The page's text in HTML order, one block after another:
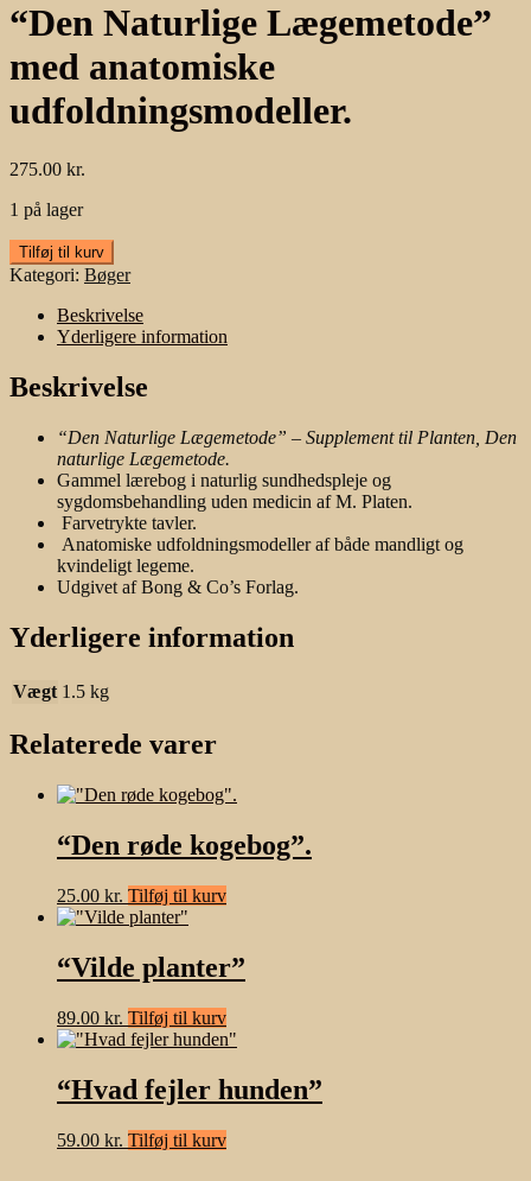
“Den Naturlige Lægemetode”
med anatomiske
udfoldningsmodeller.
275.00 kr.
1 på lager
“Den
Naturlige
Lægemetode”
med
anatomiske
antal
Tilføj til kurv
Kategori: Bøger
Beskrivelse
Yderligere information
Beskrivelse
“Den Naturlige Lægemetode” – Supplement til Planten, Den
naturlige Lægemetode.
Gammel lærebog i naturlig sundhedspleje og
sygdomsbehandling uden medicin af M. Platen.
Farvetrykte tavler.
Anatomiske udfoldningsmodeller af både mandligt og
kvindeligt legeme.
Udgivet af Bong & Co’s Forlag.
Yderligere information
Vægt 1.5 kg
Relaterede varer
“Den røde kogebog”.
25.00 kr. Tilføj til kurv
“Vilde planter”
89.00 kr. Tilføj til kurv
“Hvad fejler hunden”
59.00 kr. Tilføj til kurv